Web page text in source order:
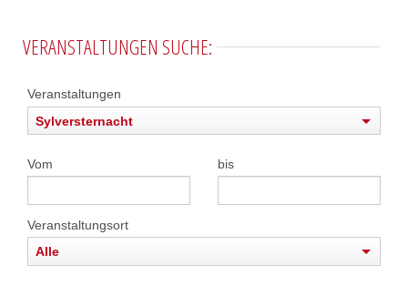
VERANSTALTUNGEN SUCHE:
Veranstaltungen
Sylversternacht
Vom bis
Veranstaltungsort
Alle